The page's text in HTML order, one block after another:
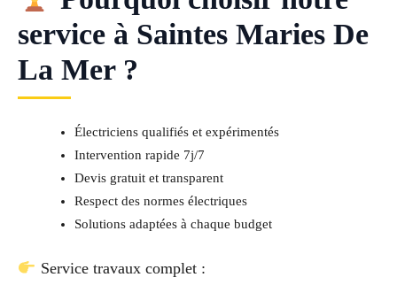
service à Saintes Maries De
La Mer ?
Électriciens qualifiés et expérimentés
Intervention rapide 7j/7
Devis gratuit et transparent
Respect des normes électriques
Solutions adaptées à chaque budget
Service travaux complet :